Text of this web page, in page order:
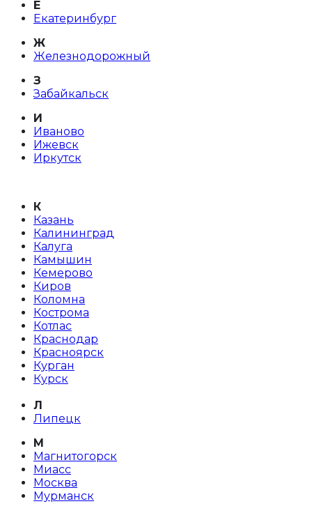
Е
Екатеринбург
Ж
Железнодорожный
З
Забайкальск
И
Иваново
Ижевск
Иркутск
К
Казань
Калининград
Калуга
Камышин
Кемерово
Киров
Коломна
Кострома
Котлас
Краснодар
Красноярск
Курган
Курск
Л
Липецк
М
Магнитогорск
Миасс
Москва
Мурманск